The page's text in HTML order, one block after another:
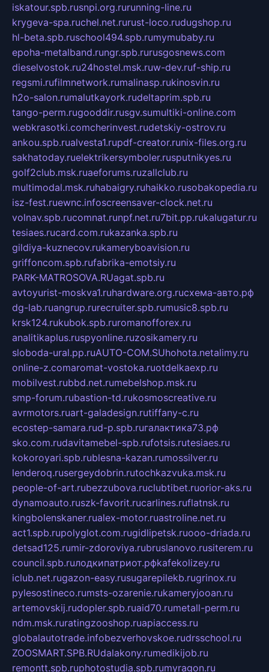
iskatour.spb.rusnpi.org.rurunning-line.ru
krygeva-spa.ruchel.net.rurust-loco.rudugshop.ru
hl-beta.spb.ruschool494.spb.rumymubaby.ru
epoha-metalband.rungr.spb.rurusgosnews.com
dieselvostok.ru24hostel.msk.ruw-dev.ruf-ship.ru
regsmi.rufilmnetwork.rumalinasp.rukinosvin.ru
h2o-salon.rumalutkayork.rudeltaprim.spb.ru
tango-perm.rugooddir.rusgv.sumultiki-online.com
webkrasotki.comcherinvest.rudetskiy-ostrov.ru
ankou.spb.rualvesta1.rupdf-creator.runix-files.org.ru
sakhatoday.ruelektrikersymboler.rusputnikyes.ru
golf2club.msk.ruaeforums.ruzallclub.ru
multimodal.msk.ruhabaigry.ruhaikko.rusobakopedia.ru
isz-fest.ruewnc.infoscreensaver-clock.net.ru
volnav.spb.rucomnat.runpf.net.ru7bit.pp.rukalugatur.ru
tesiaes.rucard.com.rukazanka.spb.ru
gildiya-kuznecov.rukameryboavision.ru
griffoncom.spb.rufabrika-emotsiy.ru
PARK-MATROSOVA.RUagat.spb.ru
avtoyurist-moskva1.ruhardware.org.ruсхема-авто.рф
dg-lab.ruangrup.rurecruiter.spb.rumusic8.spb.ru
krsk124.rukubok.spb.ruromanofforex.ru
analitikaplus.ruspyonline.ruzosikamery.ru
sloboda-ural.pp.ruAUTO-COM.SUhohota.netalimy.ru
online-z.comaromat-vostoka.ruotdelkaexp.ru
mobilvest.rubbd.net.rumebelshop.msk.ru
smp-forum.rubastion-td.rukosmoscreative.ru
avrmotors.ruart-galadesign.rutiffany-c.ru
ecostep-samara.rud-p.spb.ruгалактика73.рф
sko.com.rudavitamebel-spb.rufotsis.rutesiaes.ru
kokoroyari.spb.rublesna-kazan.rumossilver.ru
lenderoq.rusergeydobrin.rutochkazvuka.msk.ru
people-of-art.rubezzubova.ruclubtibet.ruorior-aks.ru
dynamoauto.ruszk-favorit.rucarlines.ruflatnsk.ru
kingbolenskaner.rualex-motor.ruastroline.net.ru
act1.spb.rupolyglot.com.rugidlipetsk.ruooo-driada.ru
detsad125.rumir-zdoroviya.rubruslanovo.rusiterem.ru
council.spb.ruлодкипатриот.рфkafekolizey.ru
iclub.net.rugazon-easy.rusugarepilekb.rugrinox.ru
pylesostineco.rumsts-ozarenie.rukameryjooan.ru
artemovskij.rudopler.spb.ruaid70.rumetall-perm.ru
ndm.msk.ruratingzooshop.ruapiaccess.ru
globalautotrade.infobezverhovskoe.rudrsschool.ru
ZOOSMART.SPB.RUdalakony.rumedikijob.ru
remontt.spb.ruphotostudia.spb.rumyragon.ru